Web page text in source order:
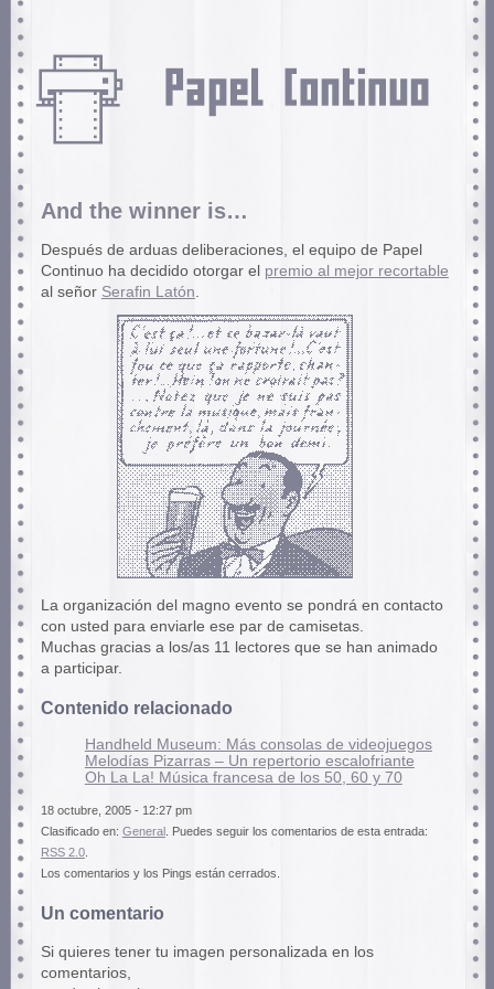
And the winner is…
Después de arduas deliberaciones, el equipo de Papel
Continuo ha decidido otorgar el premio al mejor recortable
al señor Serafin Latón
La organización del magno evento se pondrá en contacto
con usted para enviarle ese par de camisetas.
Muchas gracias a los/as 11 lectores que se han animado
a participar.
Contenido relacionado
Handheld Museum: Más consolas de videojuegos
Melodías Pizarras – Un repertorio escalofriante
Oh La La! Música francesa de los 50, 60 y 70
18 octubre, 2005 - 12:27 pm
Clasificado en: General . Puedes seguir los comentarios de esta entrada:
RSS 2.0.
Los comentarios y los Pings están cerrados.
Un comentario
Si quieres tener tu imagen personalizada en los
comentarios,